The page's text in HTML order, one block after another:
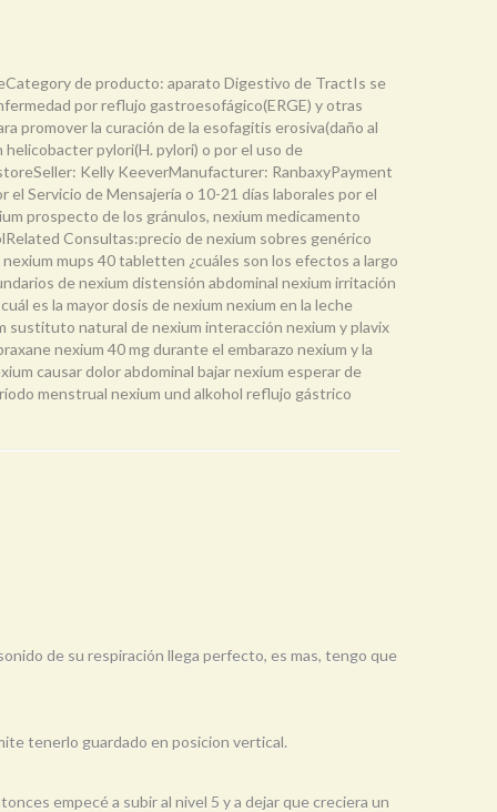
de producto: aparato Digestivo de TractIs se
por reflujo gastroesofágico(ERGE) y otras
promover la curación de la esofagitis erosiva(daño al
pylori(H. pylori) o por el uso de
Kelly KeeverManufacturer: RanbaxyPayment
Servicio de Mensajería o 10-21 días laborales por el
prospecto de los gránulos, nexium medicamento
Consultas:precio de nexium sobres genérico
mups 40 tabletten ¿cuáles son los efectos a largo
de nexium distensión abdominal nexium irritación
es la mayor dosis de nexium nexium en la leche
sustituto natural de nexium interacción nexium y plavix
nexium 40 mg durante el embarazo nexium y la
causar dolor abdominal bajar nexium esperar de
menstrual nexium und alkohol reflujo gástrico
de su respiración llega perfecto, es mas, tengo que
tenerlo guardado en posicion vertical.
empecé a subir al nivel 5 y a dejar que creciera un